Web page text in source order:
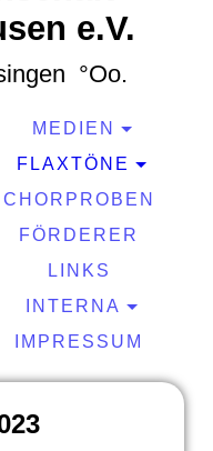
e.V.
°Oo.
MEDIEN
FLAXTÖNE
CHORPROBEN
FÖRDERER
LINKS
INTERNA
IMPRESSUM